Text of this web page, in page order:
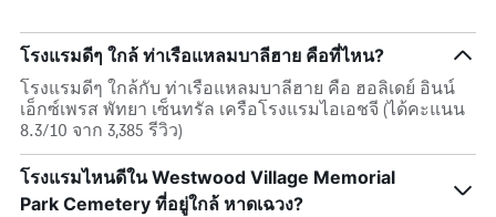
โรงแรมดีๆ ใกล้ ท่าเรือแหลมบาลีฮาย คือที่ไหน?
โรงแรมดีๆ ใกล้กับ ท่าเรือแหลมบาลีฮาย คือ ฮอลิเดย์ อินน์
เอ็กซ์เพรส พัทยา เซ็นทรัล เครือโรงแรมไอเอชจี (ได้คะแนน
8.3/10 จาก 3,385 รีวิว)
โรงแรมไหนดีใน Westwood Village Memorial
Park Cemetery ที่อยู่ใกล้ หาดเฉวง?